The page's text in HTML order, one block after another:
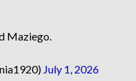
Maziego.
July 1, 2026